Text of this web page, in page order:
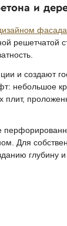
и
фасада
решетчатой
и создают
небольшое
Для
глубину и